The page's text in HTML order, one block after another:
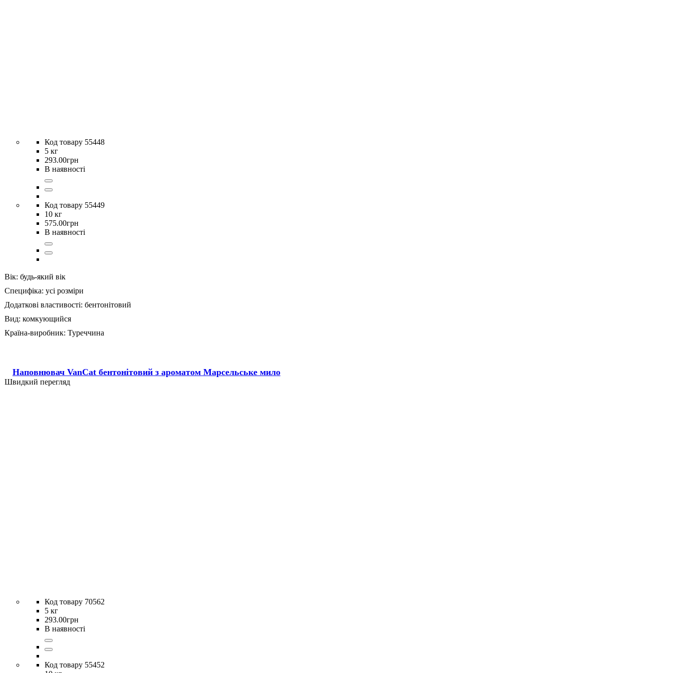
55448
5 кг
293.00грн
В наявності
55449
10 кг
575.00грн
В наявності
Вік: будь-який вік
Специфіка: усі розміри
Додаткові властивості: бентонітовий
Вид: комкующийся
Країна-виробник: Туреччина
Наповнювач VanCat бентонітовий з ароматом Марсельське мило
Швидкий перегляд
70562
5 кг
293.00грн
В наявності
55452